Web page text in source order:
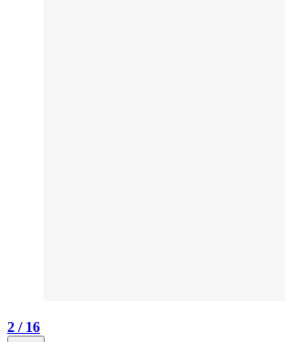
2 / 16